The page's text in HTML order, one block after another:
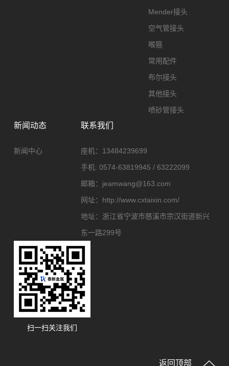
Mender接头
空气管接头
喉箍
常用配件
布尔接头
其他接头
喷砂管接头
新闻动态
新闻中心
联系我们
座机： 13484239699
手机:0574-63819945 / 63222099
邮箱： jeamwang@163.com
网址： http://www.cxtaixin.com/
地址： 浙江省宁波市慈溪市宗汉街道新兴
东一路299号
扫一扫关注我们
返回顶部